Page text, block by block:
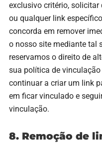
exclusivo critério,
ou qualquer link
concorda em remover
o nosso site mediante tal
reservamos o direito de
sua política de
continuar a criar um link
em ficar vinculado e
vinculação.
8. Remoção de